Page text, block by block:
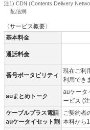
注1) CDN (Contents Delivery
配信網
〈サービス概要〉
基本料金
通話料金
番号ポータビリティ
現在ご利
利用でき
auまとめトーク
auケータ
ービス (
ケーブルプラス電話
auケータイセット割
ご契約者
本料から